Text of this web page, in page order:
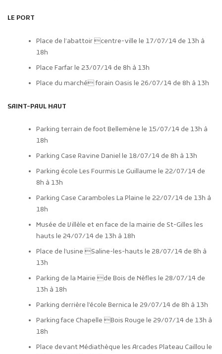
LE PORT
Place de l’abattoir centre-ville le 17/07/14 de 13h à
18h
Place Farfar le 23/07/14 de 8h à 13h
Place du marché forain Oasis le 26/07/14 de 8h à 13h
SAINT-PAUL HAUT
Parking terrain de foot Bellemène le 15/07/14 de 13h à
18h
Parking Case Ravine Daniel le 18/07/14 de 8h à 13h
Parking école Les Fourmis Le Guillaume le 22/07/14 de
8h à 13h
Parking Case Caramboles La Plaine le 22/07/14 de 13h à
18h
Musée de Villèle et en face de la mairie de St-Gilles les
hauts le 24/07/14 de 13h à 18h
Place de l’usine Saline-les-hauts le 28/07/14 de 8h à
13h
Parking de la Mairie de Bois de Nèfles le 28/07/14 de
13h à 18h
Parking derrière l’école Bernica le 29/07/14 de 8h à 13h
Parking face Chapelle Bois Rouge le 29/07/14 de 13h à
18h
Place devant Médiathèque les Arcades Plateau Caillou le